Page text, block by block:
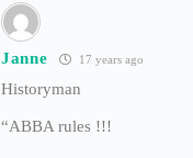
Janne 17 years ago
Historyman
“ABBA rules !!!